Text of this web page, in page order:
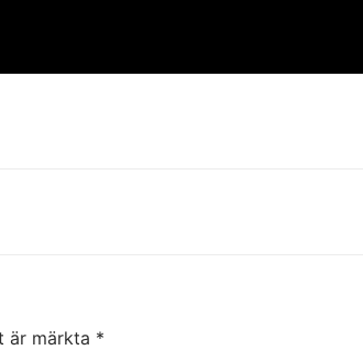
är märkta *